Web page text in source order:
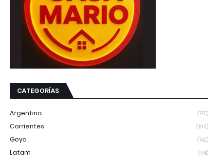
CATEGORÍAS
Argentina (170)
Corrientes (106)
Goya (142)
Latam (178)